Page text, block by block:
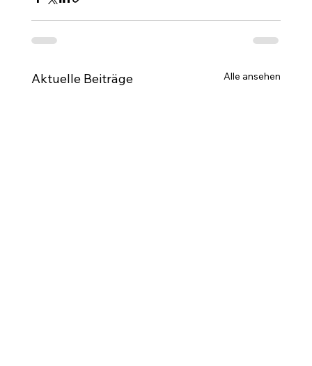
Aktuelle Beiträge Alle ansehen